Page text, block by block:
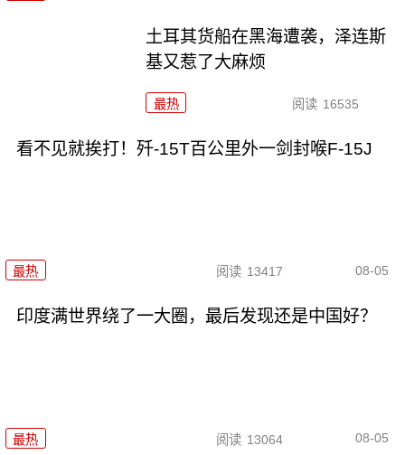
土耳其货船在黑海遭袭，泽连斯
基又惹了大麻烦
最热 阅读 16535
看不见就挨打！歼-15T百公里外一剑封喉F-15J
最热 阅读 13417 08-05
印度满世界绕了一大圈，最后发现还是中国好？
最热 阅读 13064 08-05